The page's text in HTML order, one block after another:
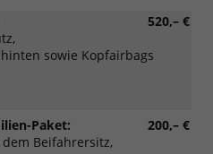
520,– €
sowie Kopfairbags
200,– €
Paket:
dem Beifahrersitz,